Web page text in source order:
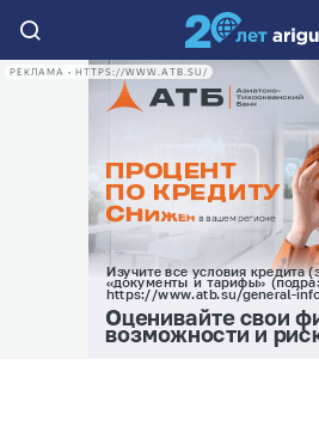
РЕКЛАМА • HTTPS://WWW.ATB.SU/